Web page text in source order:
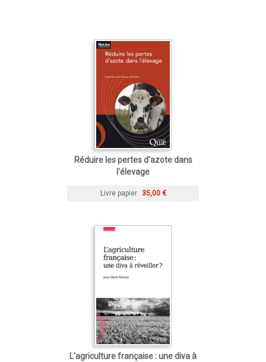
Réduire les pertes d'azote dans
l'élevage
Livre papier 35,00 €
L'agriculture française : une diva à